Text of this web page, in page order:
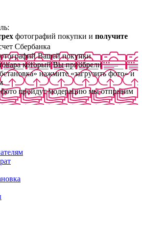
фотографий покупки и получите
Сбербанка
Вашей покупки
который Вы приобрели
нажмите «загрузить фото» и
пройдут модерацию мы отправим